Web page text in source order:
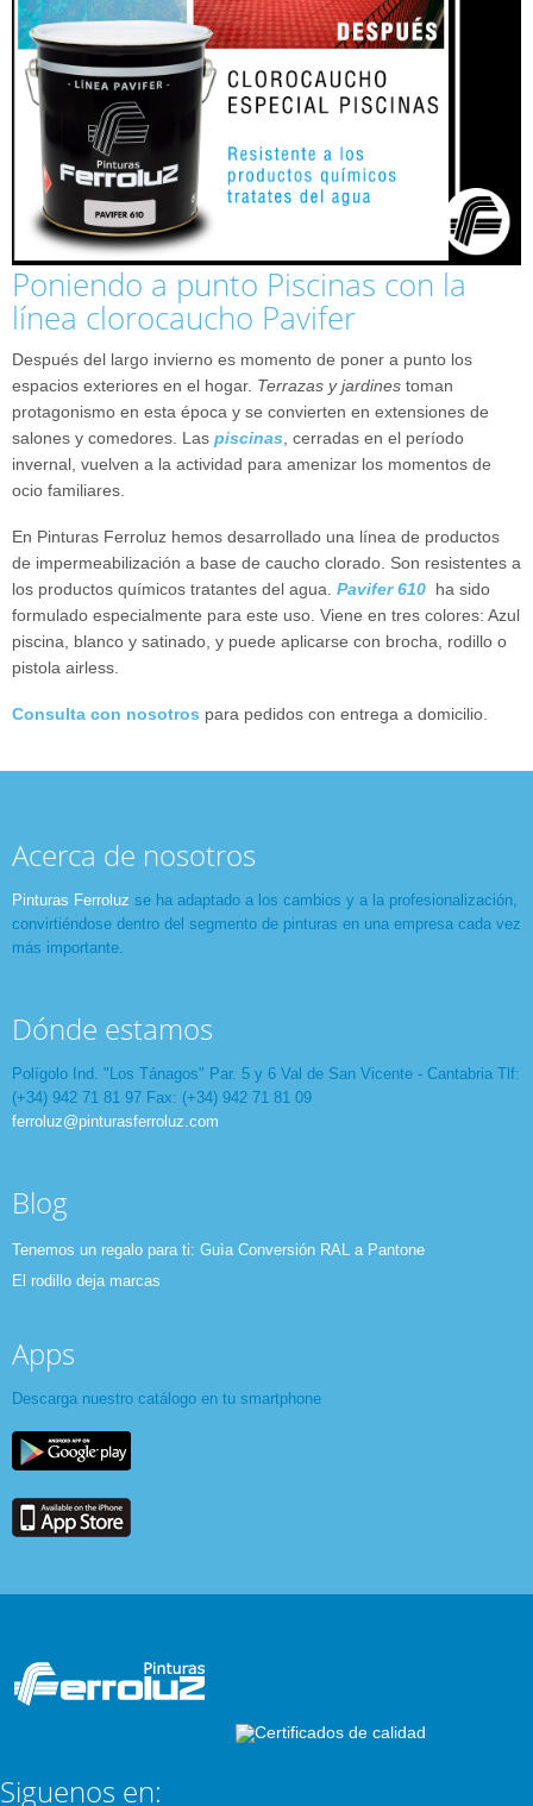
Poniendo a punto Piscinas con la
línea clorocaucho Pavifer
Después del largo invierno es momento de poner a punto los
espacios exteriores en el hogar. Terrazas y jardines toman
protagonismo en esta época y se convierten en extensiones de
salones y comedores. Las piscinas , cerradas en el período
invernal, vuelven a la actividad para amenizar los momentos de
ocio familiares.
En Pinturas Ferroluz hemos desarrollado una línea de productos
de impermeabilización a base de caucho clorado. Son resistentes a
los productos químicos tratantes del agua. Pavifer 610 ha sido
formulado especialmente para este uso. Viene en tres colores: Azul
piscina, blanco y satinado, y puede aplicarse con brocha, rodillo o
pistola airless.
Consulta con nosotros para pedidos con entrega a domicilio.
Acerca de nosotros
Pinturas Ferroluz se ha adaptado a los cambios y a la profesionalización,
convirtiéndose dentro del segmento de pinturas en una empresa cada vez
más importante.
Dónde estamos
Polígolo Ind. "Los Tánagos" Par. 5 y 6 Val de San Vicente - Cantabria Tlf:
(+34) 942 71 81 97 Fax: (+34) 942 71 81 09
ferroluz@pinturasferroluz.com
Blog
Tenemos un regalo para ti: Guìa Conversión RAL a Pantone
El rodillo deja marcas
Apps
Descarga nuestro catálogo en tu smartphone
Siguenos en: